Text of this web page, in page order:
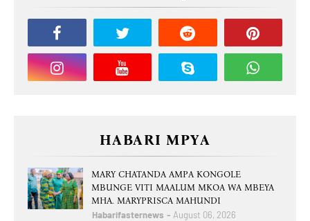
HABARI MPYA
MARY CHATANDA AMPA KONGOLE
MBUNGE VITI MAALUM MKOA WA MBEYA
MHA. MARYPRISCA MAHUNDI
Habarifasternews August 06, 2026